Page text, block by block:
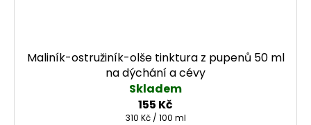
Maliník-ostružiník-olše tinktura z pupenů 50 ml
na dýchání a cévy
Skladem
155 Kč
Měrná cena:
310 Kč / 100 ml